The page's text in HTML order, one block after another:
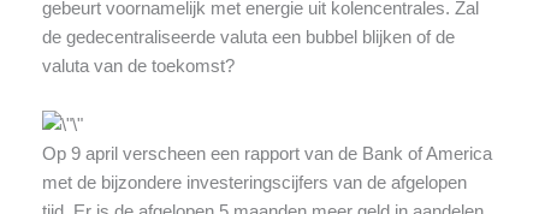
gebeurt voornamelijk met energie uit kolencentrales. Zal
de gedecentraliseerde valuta een bubbel blijken of de
valuta van de toekomst?
Op 9 april verscheen een rapport van de Bank of America
met de bijzondere investeringscijfers van de afgelopen